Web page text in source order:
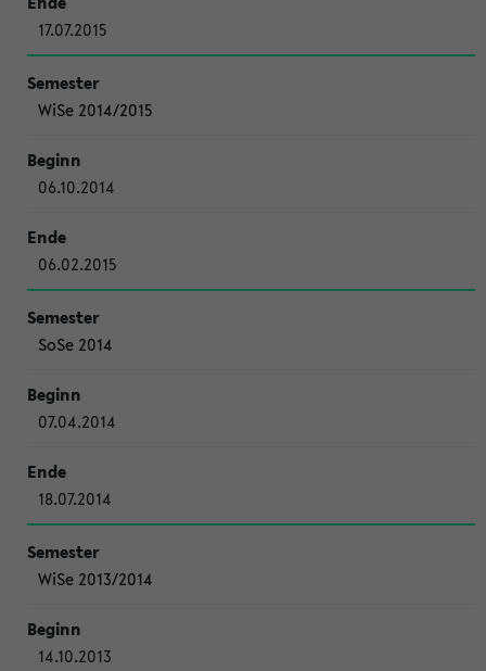
17.07.2015
WiSe 2014/2015
06.10.2014
06.02.2015
SoSe 2014
07.04.2014
18.07.2014
WiSe 2013/2014
14.10.2013